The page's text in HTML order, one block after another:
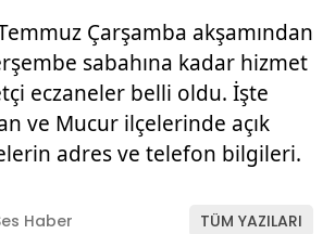
Çarşamba akşamından
sabahına kadar hizmet
eczaneler belli oldu. İşte
ve Mucur ilçelerinde açık
adres ve telefon bilgileri.
Haber TÜM YAZILARI